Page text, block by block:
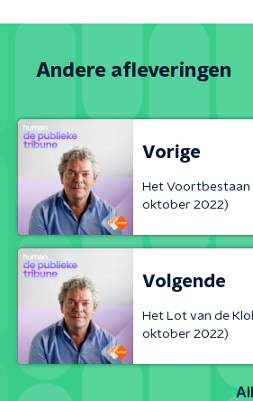
Andere afleveringen
Vorige
Het Voortbestaan
oktober 2022)
Volgende
Het Lot van de
oktober 2022)